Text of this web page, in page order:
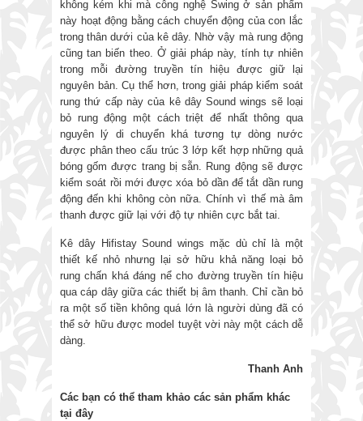
không kém khi mà công nghệ Swing ở sản phẩm
này hoạt động bằng cách chuyển động của con lắc
trong thân dưới của kê dây. Nhờ vậy mà rung động
cũng tan biến theo. Ở giải pháp này, tính tự nhiên
trong mỗi đường truyền tín hiệu được giữ lại
nguyên bản. Cụ thể hơn, trong giải pháp kiểm soát
rung thứ cấp này của kê dây Sound wings sẽ loại
bỏ rung động một cách triệt để nhất thông qua
nguyên lý di chuyển khá tương tự dòng nước
được phân theo cấu trúc 3 lớp kết hợp những quả
bóng gốm được trang bị sẵn. Rung động sẽ được
kiểm soát rồi mới được xóa bỏ dần để tắt dần rung
động đến khi không còn nữa. Chính vì thế mà âm
thanh được giữ lại với độ tự nhiên cực bắt tai.
Kê dây Hifistay Sound wings mặc dù chỉ là một
thiết kế nhỏ nhưng lại sở hữu khả năng loại bỏ
rung chấn khá đáng nể cho đường truyền tín hiệu
qua cáp dây giữa các thiết bị âm thanh. Chỉ cần bỏ
ra một số tiền không quá lớn là người dùng đã có
thể sở hữu được model tuyệt vời này một cách dễ
dàng.
Thanh Anh
Các bạn có thể tham khảo các sản phẩm khác
tại đây